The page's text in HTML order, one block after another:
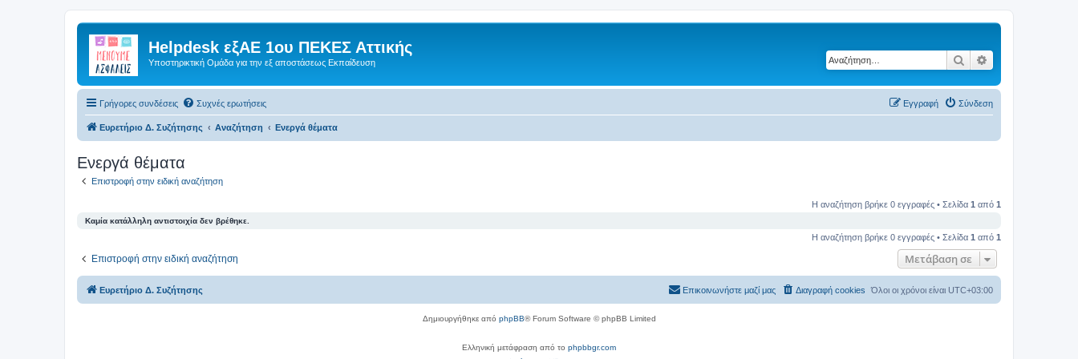
Helpdesk εξΑΕ 1ου ΠΕΚΕΣ Αττικής
Υποστηρικτική Ομάδα για την εξ αποστάσεως Εκπαίδευση Αναζήτηση
Γρήγορες συνδέσεις Συχνές ερωτήσεις Σύνδεση
Εγγραφή
Ευρετήριο Δ. Συζήτησης Αναζήτηση Ενεργά θέματα
Ενεργά θέματα
Επιστροφή στην ειδική αναζήτηση
Η αναζήτηση βρήκε 0 εγγραφές • Σελίδα 1 από 1
Καμία κατάλληλη αντιστοιχία δεν βρέθηκε.
Η αναζήτηση βρήκε 0 εγγραφές • Σελίδα 1 από 1
Επιστροφή στην ειδική αναζήτηση Μετάβαση σε
Ευρετήριο Δ. Συζήτησης Όλοι οι χρόνοι είναι UTC+03:00
Διαγραφή cookies
Επικοινωνήστε μαζί μας
Δημιουργήθηκε από phpBB® Forum Software © phpBB Limited
Ελληνική μετάφραση από το phpbbgr.com